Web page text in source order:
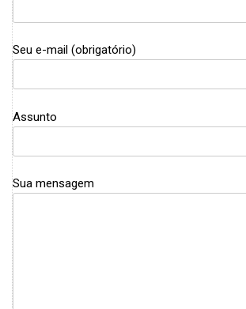
Seu e-mail (obrigatório)
Assunto
Sua mensagem